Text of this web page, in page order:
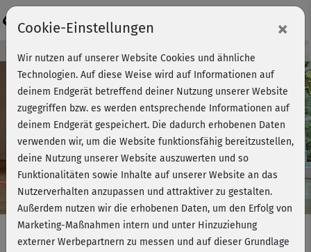
Play
Video
Kursvorschau - Jetzt mitmachen!
Cookie-Einstellungen ×
Wir nutzen auf unserer Website Cookies und ähnliche
Technologien. Auf diese Weise wird auf Informationen auf
deinem Endgerät betreffend deiner Nutzung unserer Website
zugegriffen bzw. es werden entsprechende Informationen auf
deinem Endgerät gespeichert. Die dadurch erhobenen Daten
verwenden wir, um die Website funktionsfähig bereitzustellen,
deine Nutzung unserer Website auszuwerten und so
Funktionalitäten sowie Inhalte auf unserer Website an das
Nutzerverhalten anzupassen und attraktiver zu gestalten.
Außerdem nutzen wir die erhobenen Daten, um den Erfolg von
Marketing-Maßnahmen intern und unter Hinzuziehung
externer Werbepartnern zu messen und auf dieser Grundlage